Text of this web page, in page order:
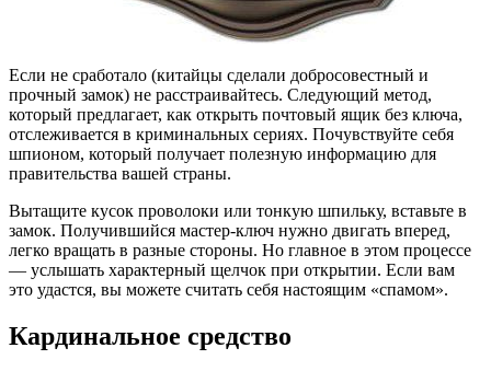
Если не сработало (китайцы сделали добросовестный и
прочный замок) не расстраивайтесь. Следующий метод,
который предлагает, как открыть почтовый ящик без ключа,
отслеживается в криминальных сериях. Почувствуйте себя
шпионом, который получает полезную информацию для
правительства вашей страны.
Вытащите кусок проволоки или тонкую шпильку, вставьте в
замок. Получившийся мастер-ключ нужно двигать вперед,
легко вращать в разные стороны. Но главное в этом процессе
— услышать характерный щелчок при открытии. Если вам
это удастся, вы можете считать себя настоящим «спамом».
Кардинальное средство